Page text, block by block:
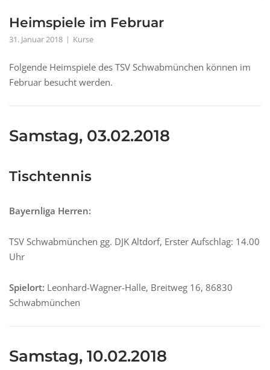
Heimspiele im Februar
31. Januar 2018 Kurse
Folgende Heimspiele des TSV Schwabmünchen können im
Februar besucht werden.
Samstag, 03.02.2018
Tischtennis
Bayernliga Herren:
TSV Schwabmünchen gg. DJK Altdorf, Erster Aufschlag: 14.00
Uhr
Spielort: Leonhard-Wagner-Halle, Breitweg 16, 86830
Schwabmünchen
Samstag, 10.02.2018